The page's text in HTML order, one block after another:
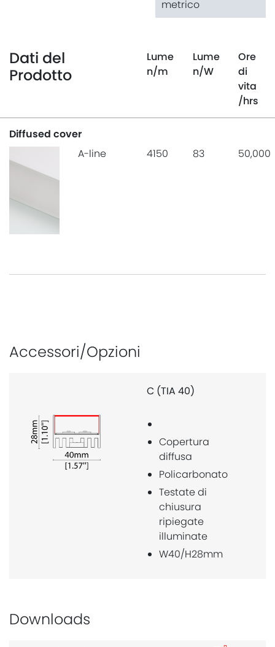
metrico
Dati del
Prodotto
Lume
n/m
Lume
n/W
Ore
di
vita
/hrs
Diffused cover
A-line
4150 83 50,000
Accessori/Opzioni
Downloads
C (TIA 40)
Copertura
diffusa
Policarbonato
Testate di
chiusura
ripiegate
illuminate
W40/H28mm